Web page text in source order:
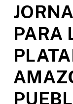
PARA